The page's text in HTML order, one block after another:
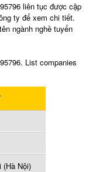
liên tục được cập
ty để xem chi tiết.
ngành nghề tuyển
List companies
(Hà Nội)